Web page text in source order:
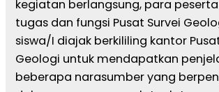
kegiatan berlangsung, para
tugas dan fungsi Pusat Survei
siswa/I diajak berkililing kantor
Geologi untuk mendapatkan
beberapa narasumber yang